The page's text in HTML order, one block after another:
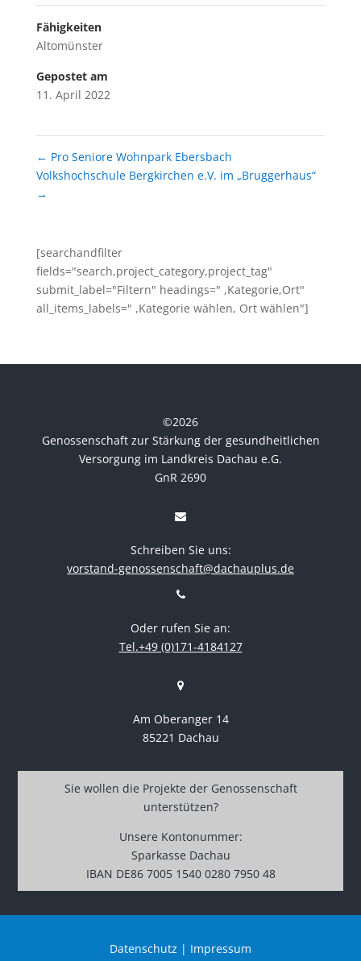
Fähigkeiten
Altomünster
Gepostet am
11. April 2022
← Pro Seniore Wohnpark Ebersbach
Volkshochschule Bergkirchen e.V. im „Bruggerhaus“
→
[searchandfilter
fields="search,project_category,project_tag"
submit_label="Filtern" headings=" ,Kategorie,Ort"
all_items_labels=" ,Kategorie wählen, Ort wählen"]
©2026
Genossenschaft zur Stärkung der gesundheitlichen
Versorgung im Landkreis Dachau e.G.
GnR 2690
Schreiben Sie uns:
vorstand-genossenschaft@dachauplus.de
Oder rufen Sie an:
Tel.+49 (0)171-4184127
Am Oberanger 14
85221 Dachau
Sie wollen die Projekte der Genossenschaft
unterstützen?
Unsere Kontonummer:
Sparkasse Dachau
IBAN DE86 7005 1540 0280 7950 48
Datenschutz | Impressum